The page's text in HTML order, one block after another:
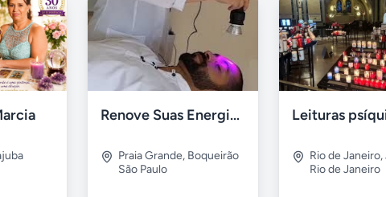
Renove Suas Energias: Terapia Vibracional
Praia Grande, Boqueirão
São Paulo
Rio de Janeiro,
Rio de Janeiro